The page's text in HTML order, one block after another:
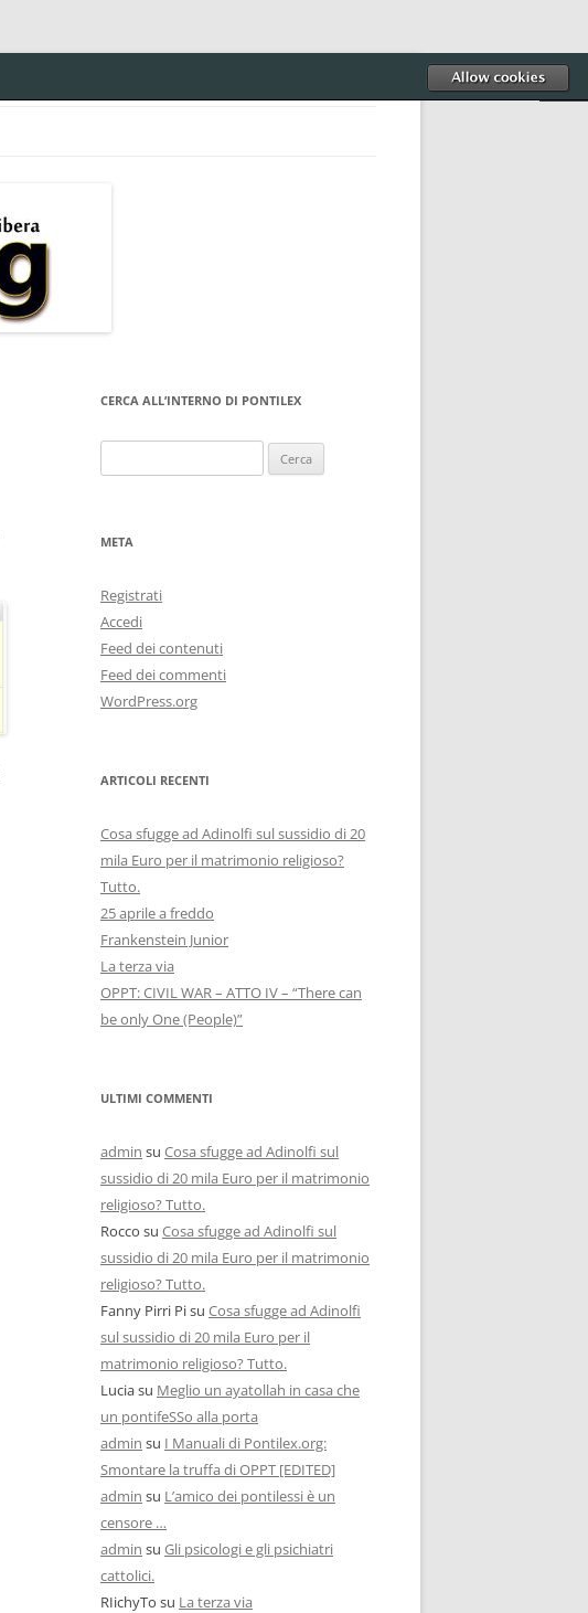
CERCA ALL’INTERNO DI PONTILEX
per:
META
Registrati
Accedi
Feed dei contenuti
Feed dei commenti
WordPress.org
ARTICOLI RECENTI
Cosa sfugge ad Adinolfi sul sussidio di 20
mila Euro per il matrimonio religioso?
Tutto.
25 aprile a freddo
Frankenstein Junior
La terza via
OPPT: CIVIL WAR – ATTO IV – “There can
be only One (People)”
ULTIMI COMMENTI
admin su Cosa sfugge ad Adinolfi sul
sussidio di 20 mila Euro per il matrimonio
religioso? Tutto.
Rocco su Cosa sfugge ad Adinolfi sul
sussidio di 20 mila Euro per il matrimonio
religioso? Tutto.
Fanny Pirri Pisu Cosa sfugge ad Adinolfi
sul sussidio di 20 mila Euro per il
matrimonio religioso? Tutto.
Luciasu Meglio un ayatollah in casa che
un pontifeSSo alla porta
admin su I Manuali di Pontilex.org:
Smontare la truffa di OPPT [EDITED]
admin su L’amico dei pontilessi è un
censore …
admin su Gli psicologi e gli psichiatri
cattolici.
RIichyTo su La terza via